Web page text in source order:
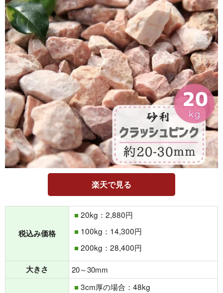
楽天で見る
税込み価格
20kg：2,880円
100kg：14,300円
200kg：28,400円
大きさ
20～30mm
3cm厚の場合：48kg